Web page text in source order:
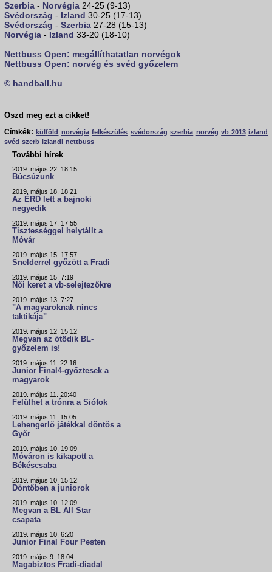
Szerbia - Norvégia 24-25 (9-13)
Svédország - Izland 30-25 (17-13)
Svédország - Szerbia 27-28 (15-13)
Norvégia - Izland 33-20 (18-10)
Nettbuss Open: megállíthatatlan norvégok
Nettbuss Open: norvég és svéd győzelem
© handball.hu
Oszd meg ezt a cikket!
Címkék: külföld norvégia felkészülés svédország szerbia norvég vb 2013 izland
svéd szerb izlandi nettbuss
További hírek
2019. május 22. 18:15
Búcsúzunk
2019. május 18. 18:21
Az ÉRD lett a bajnoki
negyedik
2019. május 17. 17:55
Tisztességgel helytállt a
Móvár
2019. május 15. 17:57
Snelderrel győzött a Fradi
2019. május 15. 7:19
Női keret a vb-selejtezőkre
2019. május 13. 7:27
"A magyaroknak nincs
taktikája"
2019. május 12. 15:12
Megvan az ötödik BL-
győzelem is!
2019. május 11. 22:16
Junior Final4-győztesek a
magyarok
2019. május 11. 20:40
Felülhet a trónra a Siófok
2019. május 11. 15:05
Lehengerlő játékkal döntős a
Győr
2019. május 10. 19:09
Móváron is kikapott a
Békéscsaba
2019. május 10. 15:12
Döntőben a juniorok
2019. május 10. 12:09
Megvan a BL All Star
csapata
2019. május 10. 6:20
Junior Final Four Pesten
2019. május 9. 18:04
Magabiztos Fradi-diadal